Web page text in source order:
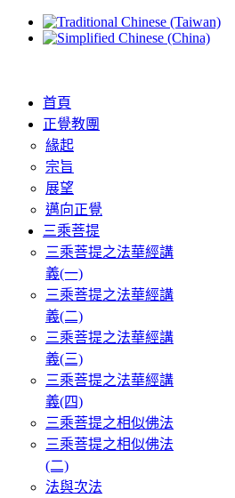
首頁
正覺教團
緣起
宗旨
展望
邁向正覺
三乘菩提
三乘菩提之法華經講
義(一)
三乘菩提之法華經講
義(二)
三乘菩提之法華經講
義(三)
三乘菩提之法華經講
義(四)
三乘菩提之相似佛法
三乘菩提之相似佛法
(二)
法與次法